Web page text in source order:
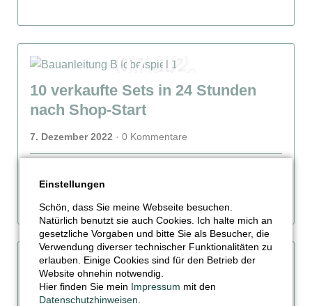
07.12.
10 verkaufte Sets in 24 Stunden
nach Shop-Start
7. Dezember 2022 · 0 Kommentare
Sets direkt nach dem Start im Webshop verkauft.
06.12.
Skyline Hannover ab sofort bei
▒▒▒▒▒▒▒▒ erhältlich!
Einstellungen
Schön, dass Sie meine Webseite besuchen.
Natürlich benutzt sie auch Cookies. Ich halte mich an
gesetzliche Vorgaben und bitte Sie als Besucher, die
Verwendung diverser technischer Funktionalitäten zu
erlauben. Einige Cookies sind für den Betrieb der
Website ohnehin notwendig.
Hier finden Sie mein Impressum mit den
Datenschutzhinweisen